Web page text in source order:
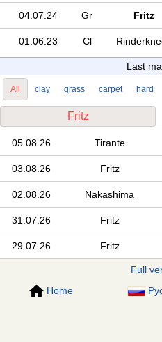
04.07.24 Gr Fritz
01.06.23 Cl
Last
All clay grass carpet hard
Fritz
05.08.26 Tirante
03.08.26 Fritz
02.08.26 Nakashima
31.07.26 Fritz
29.07.26 Fritz
Full
Home